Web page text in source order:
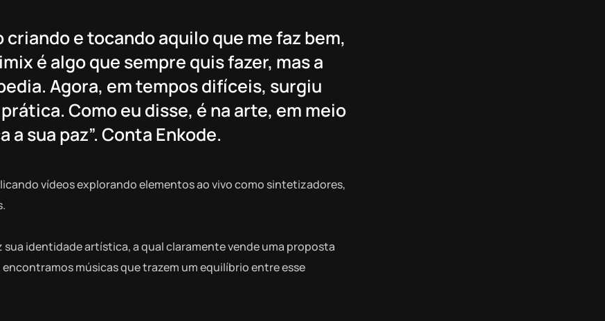
e tocando aquilo que me faz bem,
é algo que sempre quis fazer, mas a
Agora, em tempos difíceis, surgiu
Como eu disse, é na arte, em meio
sua paz”. Conta Enkode.
vídeos explorando elementos ao vivo como sintetizadores,
identidade artística, a qual claramente vende uma proposta
músicas que trazem um equilíbrio entre esse